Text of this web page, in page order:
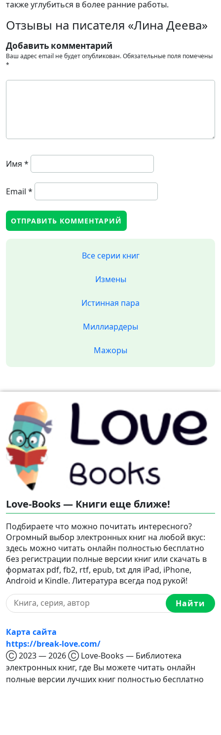
также углубиться в более ранние работы.
Отзывы на писателя «Лина Деева»
Добавить комментарий
Ваш адрес email не будет опубликован.Обязательные поля помечены
*
Имя *
Email *
Все серии книг
Измены
Истинная пара
Миллиардеры
Мажоры
Love-Books — Книги еще ближе!
Подбираете что можно почитать интересного?
Огромный выбор электронных книг на любой вкус:
здесь можно читать онлайн полностью бесплатно
без регистрации полные версии книг или скачать в
форматах pdf, fb2, rtf, epub, txt для iPad, iPhone,
Android и Kindle. Литература всегда под рукой!
Найти
Карта сайта
https://break-love.com/
Ⓒ 2023 — 2026 Ⓒ Love-Books — Библиотека
электронных книг, где Вы можете читать онлайн
полные версии лучших книг полностью бесплатно